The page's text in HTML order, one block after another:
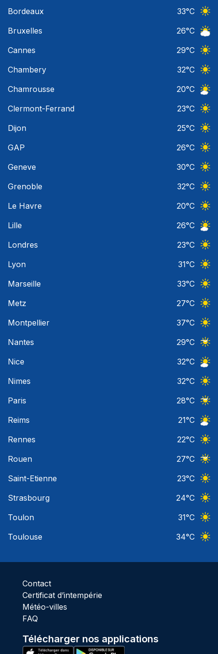
Bordeaux
33°C
Bruxelles
26°C
Cannes
29°C
Chambery
32°C
Chamrousse
20°C
Clermont-Ferrand
23°C
Dijon
25°C
GAP
26°C
Geneve
30°C
Grenoble
32°C
Le Havre
20°C
Lille
26°C
Londres
23°C
Lyon
31°C
Marseille
33°C
Metz
27°C
Montpellier
37°C
Nantes
29°C
Nice
32°C
Nimes
32°C
Paris
28°C
Reims
21°C
Rennes
22°C
Rouen
27°C
Saint-Etienne
23°C
Strasbourg
24°C
Toulon
31°C
Toulouse
34°C
Contact
Certificat d’intempérie
Météo-villes
FAQ
Télécharger nos applications